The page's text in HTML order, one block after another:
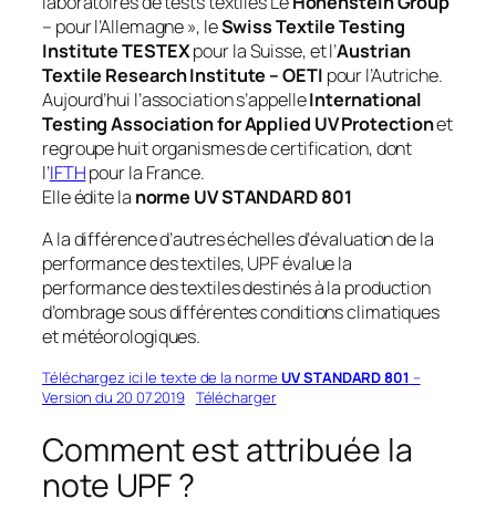
– pour l’Allemagne », leSwiss Textile Testing
Institute TESTEXpour la Suisse, et l’Austrian
Textile Research Institute – OETI pour l’Autriche.
Aujourd’hui l’association s’appelleInternational
Testing Association for Applied UV Protectionet
regroupe huit organismes de certification, dont
l’IFTHpour la France.
Elle édite la norme UV STANDARD 801
A la différence d’autres échelles d’évaluation de la
performance des textiles, UPF évalue la
performance des textiles destinés à la production
d’ombrage sous différentes conditions climatiques
et météorologiques.
Téléchargez ici le texte de la normeUV STANDARD 801 –
Version du 20 07 2019 Télécharger
Comment est attribuée la
note UPF ?